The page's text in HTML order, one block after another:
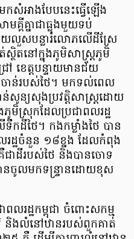
កសំអាងបែបនេះធ្វើឡើង
មគ្គីគ្នាជាធ្លុងមួយទប់
យលួសបន្លារំលោភលើដីស្រែ
ថិតនៅក្នុងភូមិសាស្រ្តភូមិ
ខេត្តបន្ទាយមានជ័យ
ន់របស់ថៃ។ មកទល់ពេល
ាន់សូន្យសុងប្រវត្តិសាស្ត្រដោយ
ភូមិស្រុកដែលប្រជាពលរដ្ឋ
កដីថៃ។ កងកម្លាំងថៃ បាន
ដ្ឋចំនួន ១៨ខ្នង ដែលកំពុង
ាដីរបស់ថៃ និងបានចោទ
ានចូលមកទន្រ្ទានដោយខុស
ពលរដ្ឋកម្ពុជា ចំពោះសកម្ម
និង​លំនៅឋានរបស់ពួកគាត់